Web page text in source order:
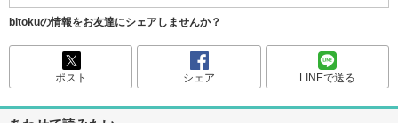
bitokuの情報をお友達にシェアしませんか？
ポスト シェア LINEで送る